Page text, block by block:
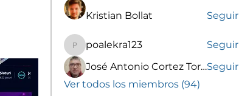
Kristian Bollat Seguir
poalekra123
poalekra123
Seguir
José Antonio Cortez TorrezSeguir
Ver todos los miembros (94)